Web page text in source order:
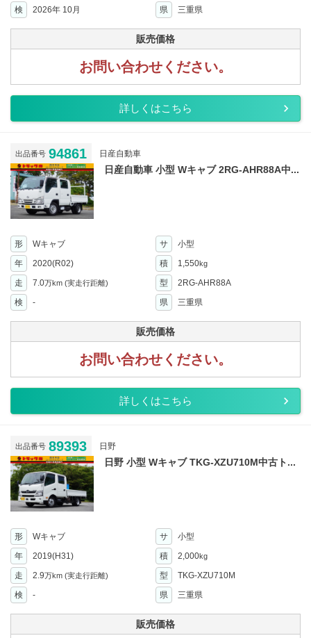
検
2026年 10月 県 三重県
販売価格
お問い合わせください。
詳しくはこちら
出品番号 94861 日産自動車
日産自動車 小型 Wキャブ 2RG-AHR88A中...
形 Wキャブ サ
小型
年
2020(R02) 積 1,550kg
走 7.0万km (実走行距離) 型
2RG-AHR88A
検
- 県 三重県
販売価格
お問い合わせください。
詳しくはこちら
出品番号 89393 日野
日野 小型 Wキャブ TKG-XZU710M中古ト...
形 Wキャブ サ
小型
年
2019(H31) 積 2,000kg
走 2.9万km (実走行距離) 型
TKG-XZU710M
検
- 県 三重県
販売価格